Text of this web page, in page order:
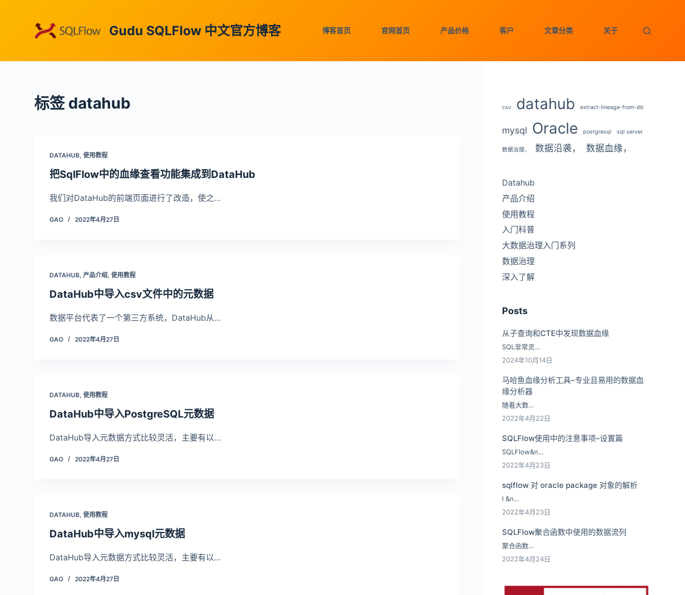
Gudu SQLFlow 中文官方博客 博客首页 官网首页 产品价格 客户 文章分类 关于
标签datahub
DATAHUB,使用教程
把SqlFlow中的血缘查看功能集成到DataHub
我们对DataHub的前端页面进行了改造，使之…
GAO 2022年4月27日
DATAHUB,产品介绍,使用教程
DataHub中导入csv文件中的元数据
数据平台代表了一个第三方系统，DataHub从…
GAO 2022年4月27日
DATAHUB,使用教程
DataHub中导入PostgreSQL元数据
DataHub导入元数据方式比较灵活，主要有以…
GAO 2022年4月27日
DATAHUB,使用教程
DataHub中导入mysql元数据
DataHub导入元数据方式比较灵活，主要有以…
GAO 2022年4月27日
csv datahub extract-lineage-from-db
mysql Oracle postgresql sql server
数据治理， 数据沿袭， 数据血缘，
Datahub
产品介绍
使用教程
入门科普
大数据治理入门系列
数据治理
深入了解
Posts
从子查询和CTE中发现数据血缘
SQL非常灵…
2024年10月14日
马哈鱼血缘分析工具–专业且易用的数据血
缘分析器
随着大数…
2022年4月22日
SQLFlow使用中的注意事项–设置篇
SQLFlow&n…
2022年4月23日
sqlflow 对 oracle package 对象的解析
l &n…
2022年4月23日
SQLFlow聚合函数中使用的数据流列
聚合函数…
2022年4月24日